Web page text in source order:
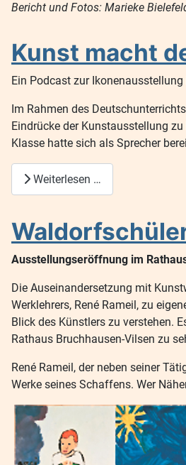
Bericht und Fotos: Marieke
Kunst macht
Ein Podcast zur
Im Rahmen des
Eindrücke der Kunstausstellung
Klasse hatte sich als Sprecher
Weiterlesen …
Ausstellungseröffnung im
Die Auseinandersetzung mit
Werklehrers, René Rameil, zu
Blick des Künstlers zu verstehen.
Rathaus Bruchhausen-Vilsen zu
René Rameil, der neben seiner
Werke seines Schaffens. Wer